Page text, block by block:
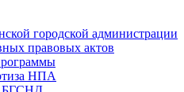
городской администрации
правовых актов
НПА